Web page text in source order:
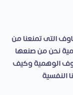
التى تمنعنا من
نحن من صنعها
الوهمية وكيف
النفسية